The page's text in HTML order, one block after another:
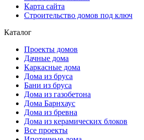
Карта сайта
Строительство домов под ключ
Каталог
Проекты домов
Дачные дома
Каркасные дома
Дома из бруса
Бани из бруса
Дома из газобетона
Дома Барнхаус
Дома из бревна
Дома из керамических блоков
Все проекты